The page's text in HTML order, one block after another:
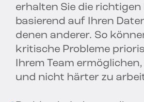
erhalten Sie die richtigen
basierend auf Ihren
denen anderer. So
kritische Probleme
Ihrem Team
und nicht härter zu